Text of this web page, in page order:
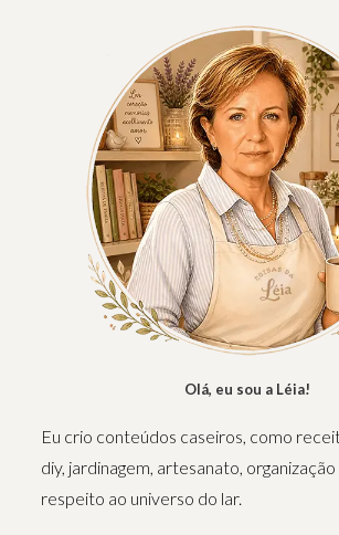
Olá, eu sou a Léia!
Eu crio conteúdos caseiros, como
diy, jardinagem, artesanato,
respeito ao universo do lar.